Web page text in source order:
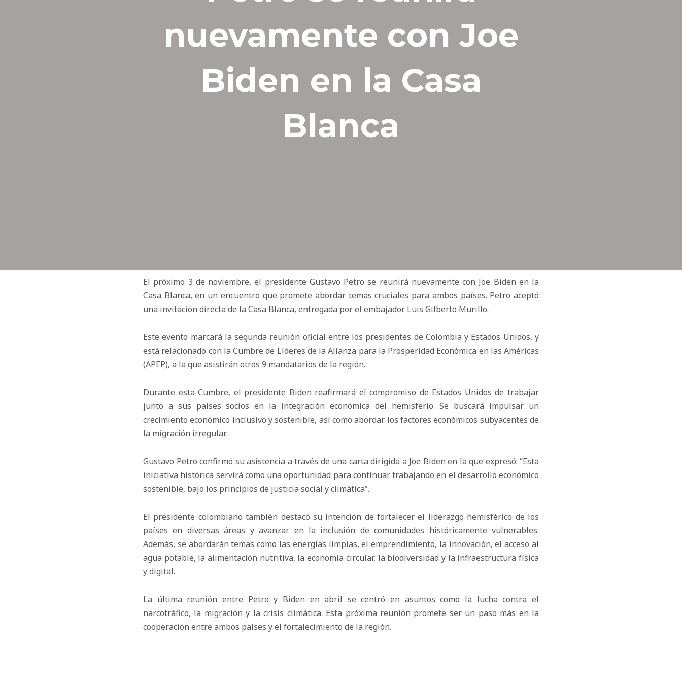
nuevamente con Joe
Biden en la Casa
Blanca
El próximo 3 de noviembre, el presidente Gustavo Petro se reunirá nuevamente con Joe Biden en la
Casa Blanca, en un encuentro que promete abordar temas cruciales para ambos países. Petro aceptó
una invitación directa de la Casa Blanca, entregada por el embajador Luis Gilberto Murillo.
Este evento marcará la segunda reunión oficial entre los presidentes de Colombia y Estados Unidos, y
está relacionado con la Cumbre de Líderes de la Alianza para la Prosperidad Económica en las Américas
(APEP), a la que asistirán otros 9 mandatarios de la región.
Durante esta Cumbre, el presidente Biden reafirmará el compromiso de Estados Unidos de trabajar
junto a sus países socios en la integración económica del hemisferio. Se buscará impulsar un
crecimiento económico inclusivo y sostenible, así como abordar los factores económicos subyacentes de
la migración irregular.
Gustavo Petro confirmó su asistencia a través de una carta dirigida a Joe Biden en la que expresó: “Esta
iniciativa histórica servirá como una oportunidad para continuar trabajando en el desarrollo económico
sostenible, bajo los principios de justicia social y climática”.
El presidente colombiano también destacó su intención de fortalecer el liderazgo hemisférico de los
países en diversas áreas y avanzar en la inclusión de comunidades históricamente vulnerables.
Además, se abordarán temas como las energías limpias, el emprendimiento, la innovación, el acceso al
agua potable, la alimentación nutritiva, la economía circular, la biodiversidad y la infraestructura física
y digital.
La última reunión entre Petro y Biden en abril se centró en asuntos como la lucha contra el
narcotráfico, la migración y la crisis climática. Esta próxima reunión promete ser un paso más en la
cooperación entre ambos países y el fortalecimiento de la región.